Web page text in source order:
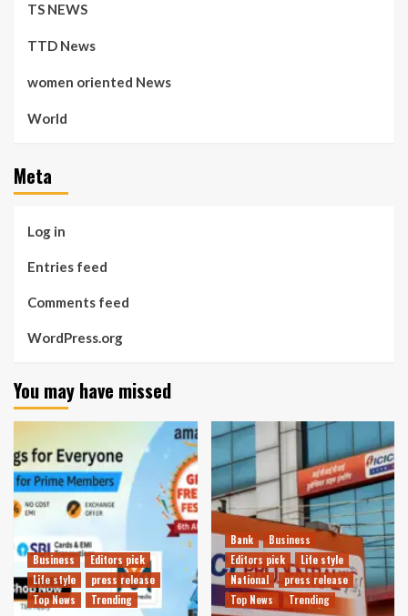
TS NEWS
TTD News
women oriented News
World
Meta
Log in
Entries feed
Comments feed
WordPress.org
You may have missed
Business
Editors pick
Life style
press release
Top News
Trending
Bank
Business
Editors pick
Life style
National
press release
Top News
Trending